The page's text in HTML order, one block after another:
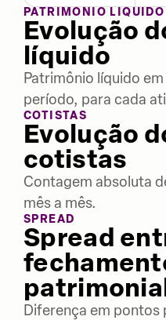
PATRIMÔNIO LÍQUIDO
Evolução
líquido
Patrimônio líquido
período, para cada
COTISTAS
Evolução
cotistas
Contagem absoluta
mês a mês.
SPREAD
Spread
Diferença em pontos